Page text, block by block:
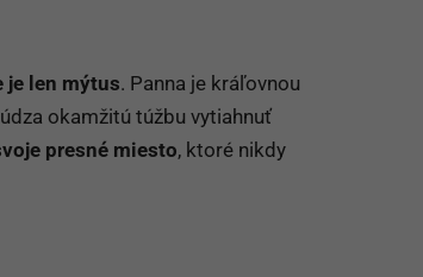
len mýtus. Panna je kráľovnou
okamžitú túžbu vytiahnuť
presné miesto, ktoré nikdy